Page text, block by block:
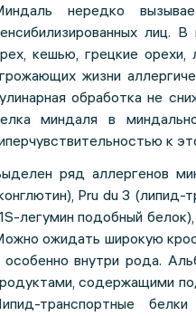
нередко
лиц.
кешью, грецкие орехи,
жизни
обработка не
миндаля в
к
ряд аллергенов
Pru du 3 (липид-
легумин подобный
ожидать широкую
особенно внутри рода.
содержащими
транспортные